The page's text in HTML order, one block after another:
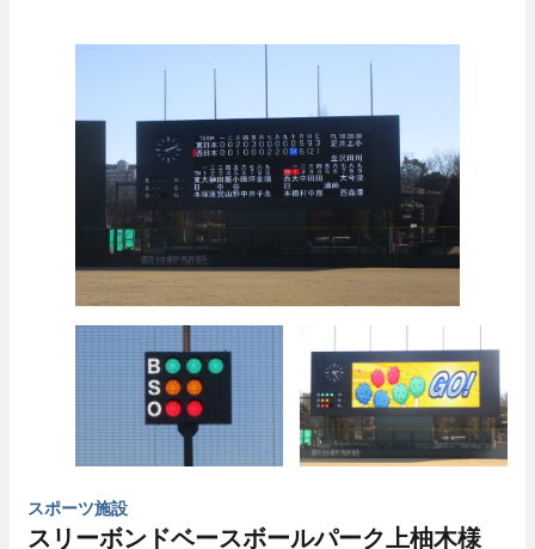
スポーツ施設
スリーボンドベースボールパーク上柚木様